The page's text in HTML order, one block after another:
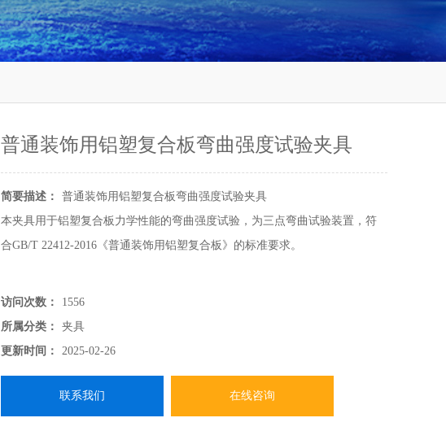
普通装饰用铝塑复合板弯曲强度试验夹具
简要描述：
普通装饰用铝塑复合板弯曲强度试验夹具
本夹具用于铝塑复合板力学性能的弯曲强度试验，为三点弯曲试验装置，符
合GB/T 22412-2016《普通装饰用铝塑复合板》的标准要求。
访问次数：
1556
所属分类：
夹具
更新时间：
2025-02-26
联系我们 在线咨询